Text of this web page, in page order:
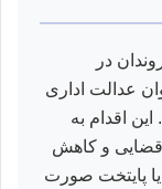
در
عدالت اداری
اقدام به
و کاهش
پایتخت صورت